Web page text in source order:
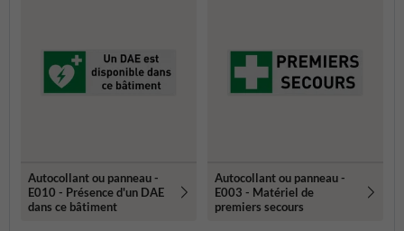
Autocollant ou panneau -
E010 - Présence d'un DAE
dans ce bâtiment
Autocollant ou panneau -
E003 - Matériel de
premiers secours